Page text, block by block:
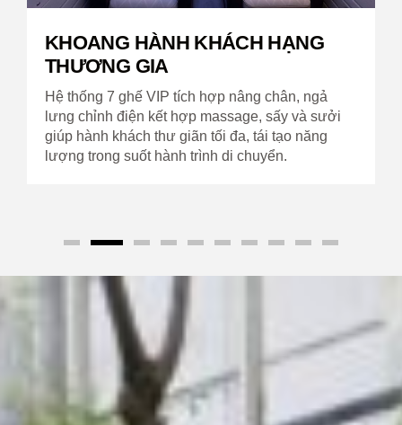
KHOANG HÀNH KHÁCH HẠNG
THƯƠNG GIA
Hệ thống 7 ghế VIP tích hợp nâng chân, ngả
lưng chỉnh điện kết hợp massage, sấy và sưởi
giúp hành khách thư giãn tối đa, tái tạo năng
lượng trong suốt hành trình di chuyển.